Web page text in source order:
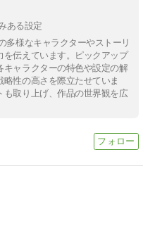
ある設定
多様なキャラクターやストーリ
を伝えています。ピックアップ
ャラクターの特色や設定の解
性の高さを際立たせていま
取り上げ、作品の世界観を広